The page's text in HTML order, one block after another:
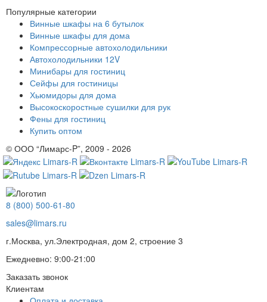
Популярные категории
Винные шкафы на 6 бутылок
Винные шкафы для дома
Компрессорные автохолодильники
Автохолодильники 12V
Минибары для гостиниц
Сейфы для гостиницы
Хьюмидоры для дома
Высокоскоростные сушилки для рук
Фены для гостиниц
Купить оптом
© ООО “Лимарс-P”, 2009 - 2026
8 (800) 500-61-80
sales@limars.ru
г.Москва, ул.Электродная, дом 2, строение 3
Ежедневно: 9:00-21:00
Заказать звонок
Клиентам